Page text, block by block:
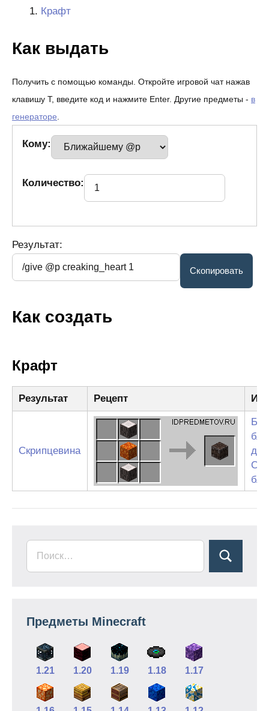
Крафт
Как выдать
Получить с помощью команды. Откройте игровой чат нажав
клавишу T, введите код и нажмите Enter. Другие предметы - в
генераторе.
Кому:
Количество:
Результат:
Как создать
Крафт
Результат Рецепт
Скрипцевина
Предметы Minecraft
1.21 1.20 1.19 1.18 1.17